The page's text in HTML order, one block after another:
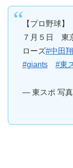
【プロ野球】
７月５日 東
ローズ#中田翔
#giants
#東
— 東スポ 写